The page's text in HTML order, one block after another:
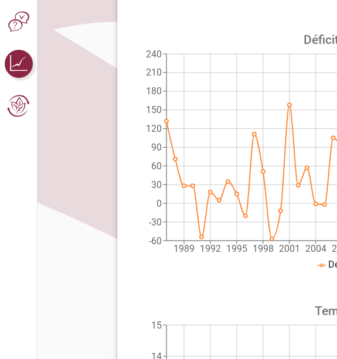
1989 1992 1995 1998 2001 2004
-60
-30
0
30
60
90
120
150
180
210
240
14
15